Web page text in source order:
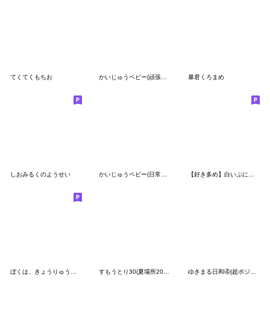
てくてくもちお 暴君くろまめ
しおみるくのようせい
ぼくは、きょうりゅう【全力ネガティブ】 すもうとり30(夏場所2026) ゆきまる日和④(超ポジティブな日常)